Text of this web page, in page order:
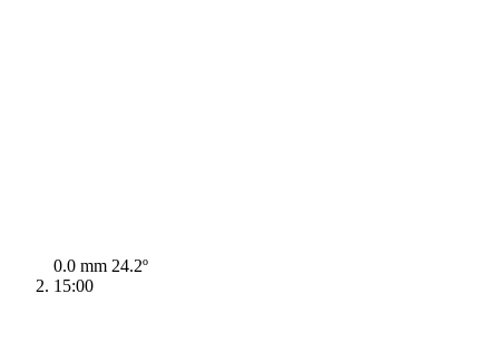
0.0 mm 24.2º
15:00